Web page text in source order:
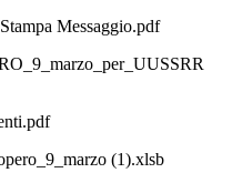
Messaggio.pdf
(1).xlsb